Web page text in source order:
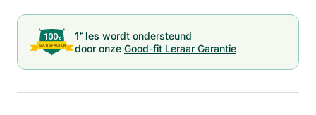
1e les wordt ondersteund
door onze Good-fit Leraar Garantie